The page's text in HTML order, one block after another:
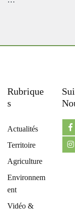
Rubrique
S
Actualités
Territoire
Agriculture
Environnem
ent
Vidéo &